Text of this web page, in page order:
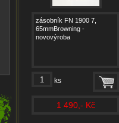
zásobník FN 1900 7,
65mmBrowning -
novovýroba
ks
1 490,- Kč